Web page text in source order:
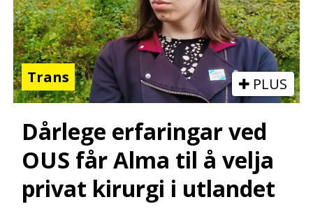
Trans PLUS
Dårlege erfaringar ved
OUS får Alma til å velja
privat kirurgi i utlandet